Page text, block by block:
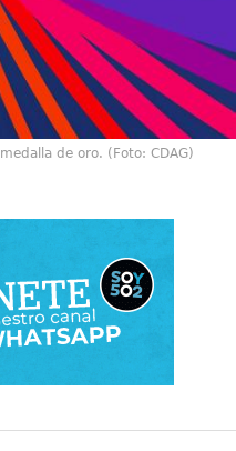
de oro. (Foto: CDAG)